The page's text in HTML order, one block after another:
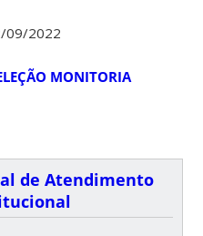
09/2022
MONITORIA
de Atendimento